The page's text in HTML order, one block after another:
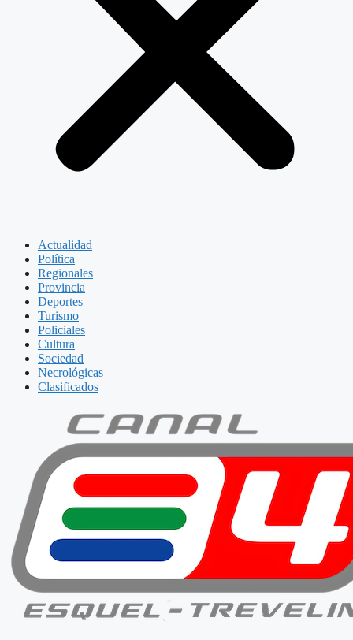
Actualidad
Política
Regionales
Provincia
Deportes
Turismo
Policiales
Cultura
Sociedad
Necrológicas
Clasificados